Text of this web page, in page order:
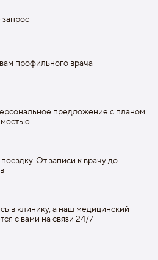
профильного врача-
предложение с планом
От записи к врачу до
в клинику, а наш медицинский
с вами на связи 24/7